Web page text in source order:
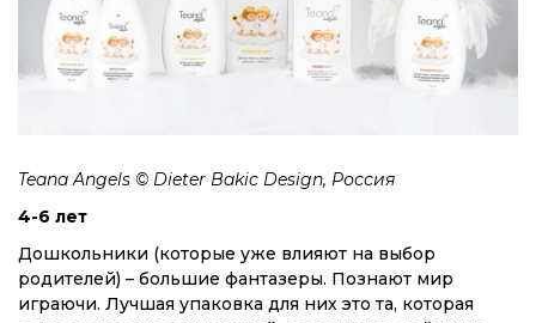
Teana Angels © Dieter Bakic Design, Россия
4-6 лет
Дошкольники (которые уже влияют на выбор
родителей) – большие фантазеры. Познают мир
играючи. Лучшая упаковка для них это та, которая